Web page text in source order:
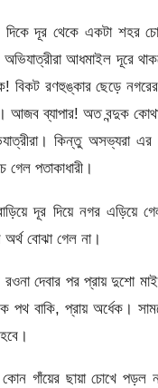
দিকে দূর থেকে একটা শহর
অভিযাত্রীরা আধমাইল দূরে
বিকট রণহুঙ্কার ছেড়ে
আজব ব্যাপার! অত বন্দুক
কিন্তু অসভ্যরা এর
গেল পতাকাধারী।
দূর দিয়ে নগর এড়িয়ে
বোঝা গেল না।
দেবার পর প্রায় দুশো
বাকি, প্রায় অর্ধেক।
কোন গাঁয়ের ছায়া চোখে পড়ল